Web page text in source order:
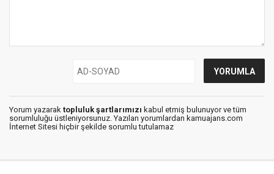
Yorum yazarak topluluk şartlarımızı kabul etmiş bulunuyor ve tüm
sorumluluğu üstleniyorsunuz. Yazılan yorumlardan kamuajans.com
İnternet Sitesi hiçbir şekilde sorumlu tutulamaz